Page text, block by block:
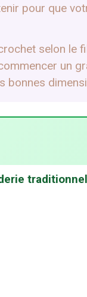
pour que
selon le
un
bonnes